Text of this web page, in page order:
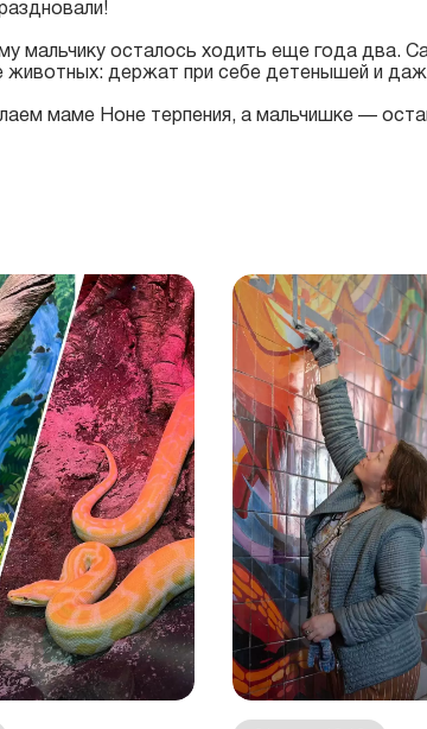
мальчику осталось ходить еще года два.
животных: держат при себе детенышей и
маме Ноне терпения, а мальчишке —